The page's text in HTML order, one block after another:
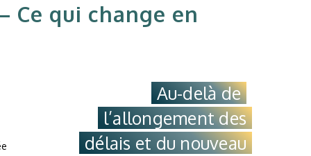
qui change en
Au-delà de
l’allongement des
délais et du nouveau